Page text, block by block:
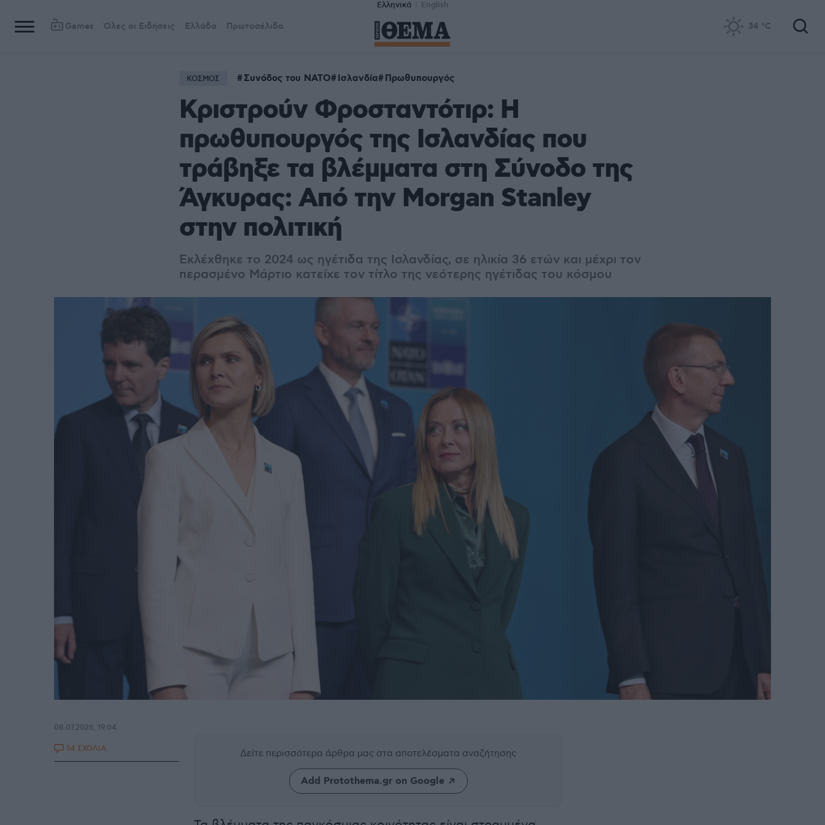
Ελληνικά English
Games Όλες οι Ειδήσεις Ελλάδα Πρωτοσέλιδα 34 °C
ΚΟΣΜΟΣ Συνόδος του ΝΑΤΟ Ισλανδία Πρωθυπουργός
Κριστρούν Φροσταντότιρ: Η
πρωθυπουργός της Ισλανδίας που
τράβηξε τα βλέμματα στη Σύνοδο της
Άγκυρας: Από την Morgan Stanley
στην πολιτική
Εκλέχθηκε το 2024 ως ηγέτιδα της Ισλανδίας, σε ηλικία 36 ετών και μέχρι τον
περασμένο Μάρτιο κατείχε τον τίτλο της νεότερης ηγέτιδας του κόσμου
Δείτε περισσότερα άρθρα μας στα αποτελέσματα αναζήτησης
Add Protothema.gr on Google
08.07.2026, 19:04
54 ΣΧΟΛΙΑ